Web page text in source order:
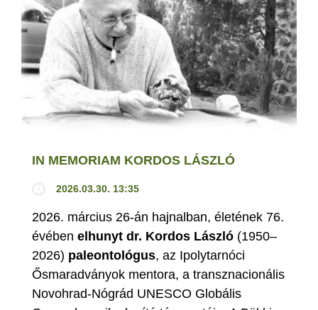
IN MEMORIAM KORDOS LÁSZLÓ
2026.03.30. 13:35
2026. március 26-án hajnalban, életének 76.
évében elhunyt dr. Kordos László (1950–
2026) paleontológus, az Ipolytarnóci
Ősmaradványok mentora, a transznacionális
Novohrad-Nógrád UNESCO Globális